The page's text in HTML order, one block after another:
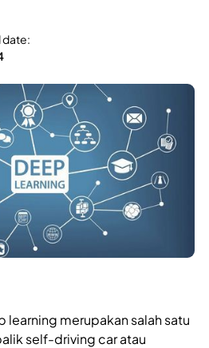
date:
learning merupakan salah satu
self-driving car atau